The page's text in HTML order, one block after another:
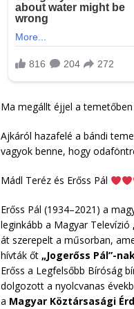
Ma megállt éjjel a
Ajkáról hazafelé a bándi
vagyok benne, hogy
Mádl Teréz és Erőss Pál
Erőss Pál (1934–2021) a
leginkább a Magyar Televízió
át szerepelt a műsorban,
hívták őt „Jogerőss Pál”-
Erőss a Legfelsőbb Bíróság
dolgozott a nyolcvanas
a Magyar Köztársasági